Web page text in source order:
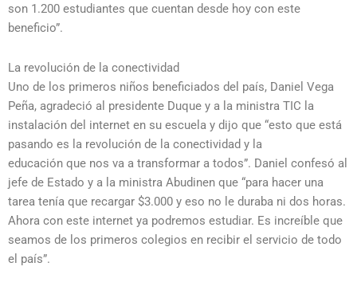
son 1.200 estudiantes que cuentan desde hoy con este
beneficio”.
La revolución de la conectividad
Uno de los primeros niños beneficiados del país, Daniel Vega
Peña, agradeció al presidente Duque y a la ministra TIC la
instalación del internet en su escuela y dijo que “esto que está
pasando es la revolución de la conectividad y la
educación que nos va a transformar a todos”. Daniel confesó al
jefe de Estado y a la ministra Abudinen que “para hacer una
tarea tenía que recargar $3.000 y eso no le duraba ni dos horas.
Ahora con este internet ya podremos estudiar. Es increíble que
seamos de los primeros colegios en recibir el servicio de todo
el país”.